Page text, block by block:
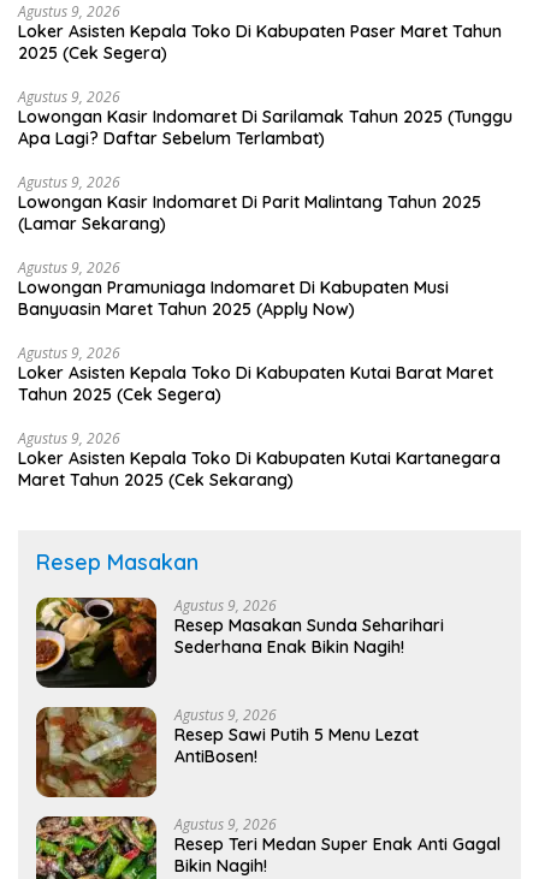
Agustus 9, 2026
Loker Asisten Kepala Toko Di Kabupaten Paser Maret Tahun
2025 (Cek Segera)
Agustus 9, 2026
Lowongan Kasir Indomaret Di Sarilamak Tahun 2025 (Tunggu
Apa Lagi? Daftar Sebelum Terlambat)
Agustus 9, 2026
Lowongan Kasir Indomaret Di Parit Malintang Tahun 2025
(Lamar Sekarang)
Agustus 9, 2026
Lowongan Pramuniaga Indomaret Di Kabupaten Musi
Banyuasin Maret Tahun 2025 (Apply Now)
Agustus 9, 2026
Loker Asisten Kepala Toko Di Kabupaten Kutai Barat Maret
Tahun 2025 (Cek Segera)
Agustus 9, 2026
Loker Asisten Kepala Toko Di Kabupaten Kutai Kartanegara
Maret Tahun 2025 (Cek Sekarang)
Resep Masakan
Agustus 9, 2026
Resep Masakan Sunda Seharihari
Sederhana Enak Bikin Nagih!
Agustus 9, 2026
Resep Sawi Putih 5 Menu Lezat
AntiBosen!
Agustus 9, 2026
Resep Teri Medan Super Enak Anti Gagal
Bikin Nagih!